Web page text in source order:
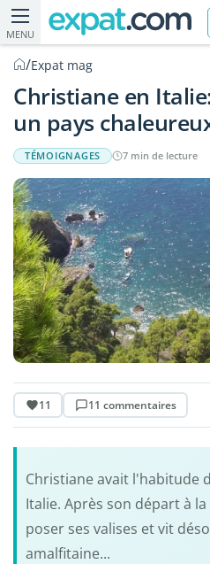
MENU
/Expat mag
Christiane en
un pays
TÉMOIGNAGES 7 min de lecture
11 11 commentaires
Christiane avait l'habitude
Italie. Après son départ à
poser ses valises et vit
amalfitaine...